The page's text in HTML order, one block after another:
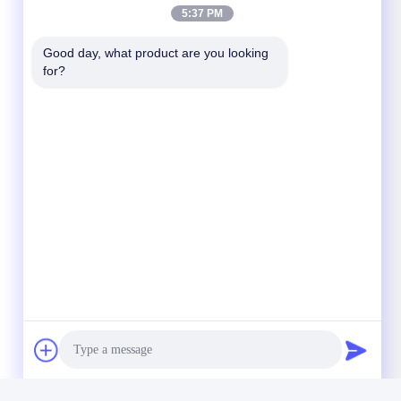
5:37 PM
Good day, what product are you looking
for?